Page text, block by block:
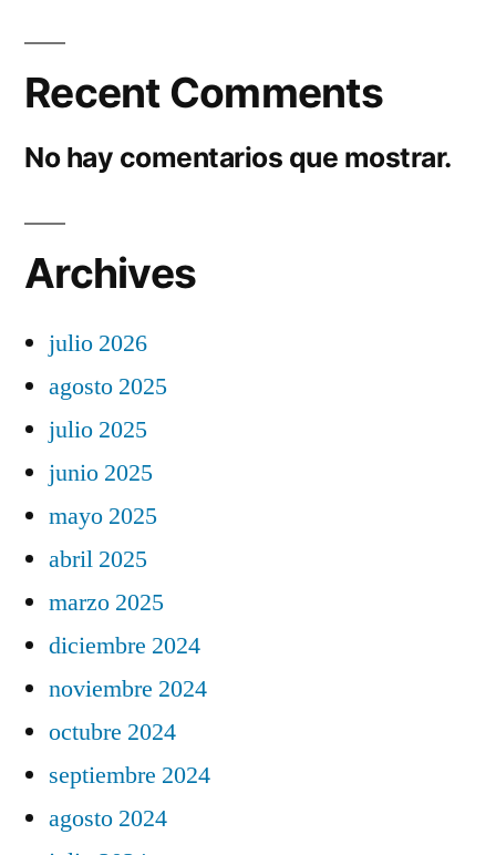
Recent Comments
No hay comentarios que mostrar.
Archives
julio 2026
agosto 2025
julio 2025
junio 2025
mayo 2025
abril 2025
marzo 2025
diciembre 2024
noviembre 2024
octubre 2024
septiembre 2024
agosto 2024